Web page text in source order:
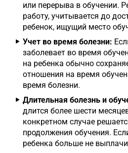
или перерыва в обучении.
работу, учитывается до
ребенок, ищущий место
Учет во время болезни:
заболевает во время
на ребенка обычно
отношения на время
время болезни.
Длительная болезнь и
длится более шести
конкретном случае
продолжения обучения.
ребенка больше не